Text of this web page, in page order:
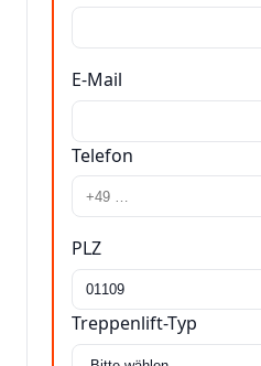
E-Mail
Telefon
PLZ
Treppenlift-Typ